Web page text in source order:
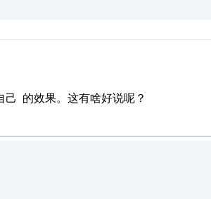
的效果。这有啥好说呢？